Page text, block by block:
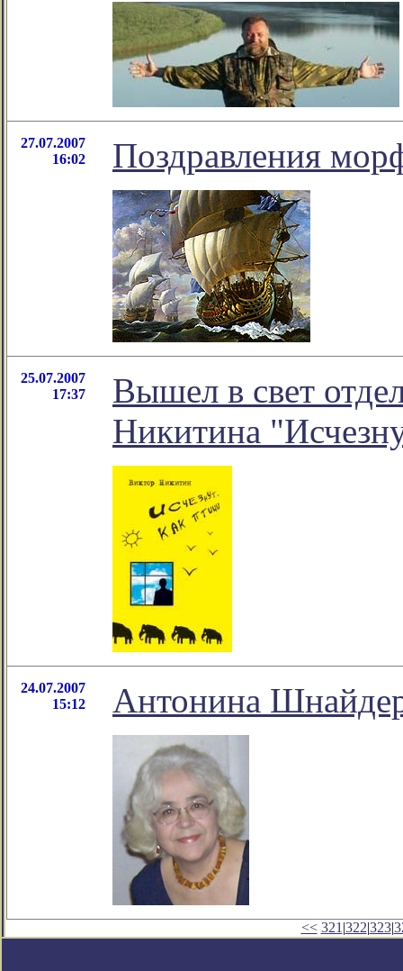
27.07.2007
16:02
Поздравления
25.07.2007
17:37
Вышел в свет
Никитина
24.07.2007
15:12
Антонина
<< 321 |322|323|